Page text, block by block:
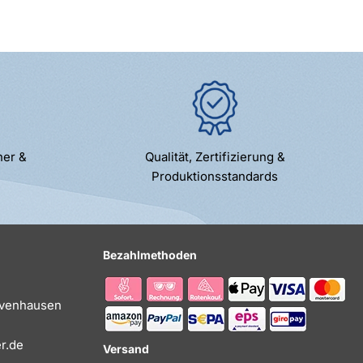
&
Qualität, Zertifizierung &
Produktionsstandards
Bezahlmethoden
Versand